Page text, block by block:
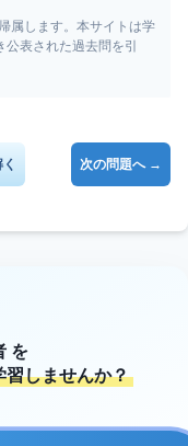
属します。本サイトは学
表された過去問を引
次の問題へ →
を
しませんか？